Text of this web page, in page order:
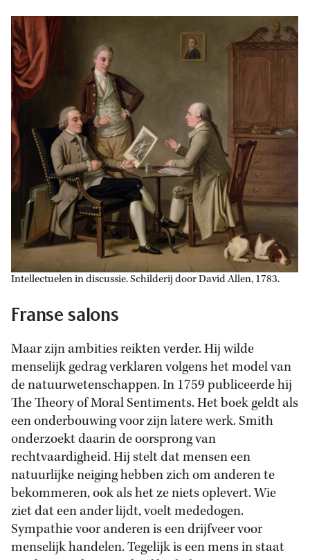
Intellectuelen in discussie. Schilderij door David Allen, 1783.
Franse salons
Maar zijn ambities reikten verder. Hij wilde
menselijk gedrag verklaren volgens het model van
de natuurwetenschappen. In 1759 publiceerde hij
The Theory of Moral Sentiments. Het boek geldt als
een onderbouwing voor zijn latere werk. Smith
onderzoekt daarin de oorsprong van
rechtvaardigheid. Hij stelt dat mensen een
natuurlijke neiging hebben zich om anderen te
bekommeren, ook als het ze niets oplevert. Wie
ziet dat een ander lijdt, voelt mededogen.
Sympathie voor anderen is een drijfveer voor
menselijk handelen. Tegelijk is een mens in staat